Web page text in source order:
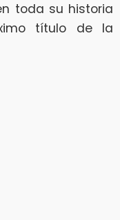
toda su historia
título de la